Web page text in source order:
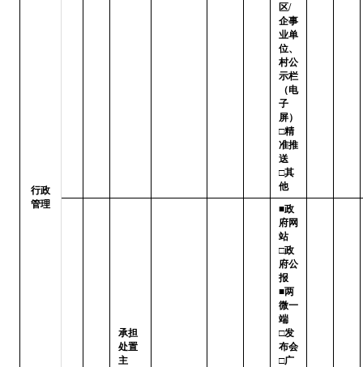
行政
管理
区/
企事
业单
位、
村公
示栏
（电
子
屏）
□精
准推
送
□其
他
承担
处置
主
■政
府网
站
□政
府公
报
■两
微一
端
□发
布会
□广